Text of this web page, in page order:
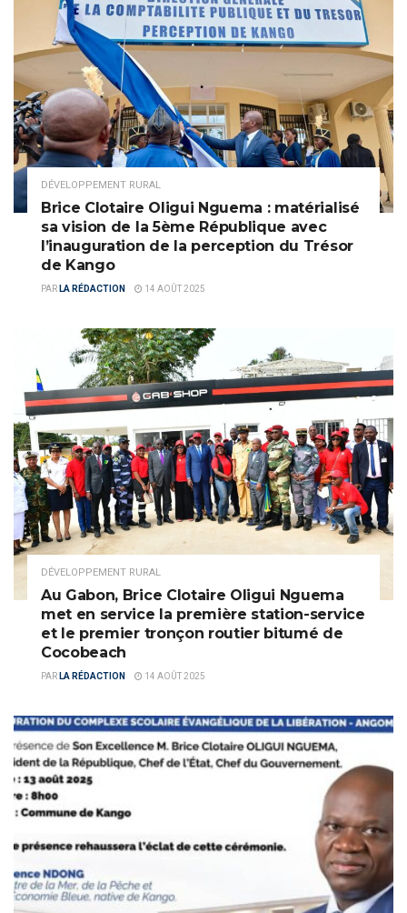
DÉVELOPPEMENT RURAL
Brice Clotaire Oligui Nguema : matérialisé
sa vision de la 5ème République avec
l’inauguration de la perception du Trésor
de Kango
PAR LA RÉDACTION 14 AOÛT 2025
DÉVELOPPEMENT RURAL
Au Gabon, Brice Clotaire Oligui Nguema
met en service la première station-service
et le premier tronçon routier bitumé de
Cocobeach
PAR LA RÉDACTION 14 AOÛT 2025